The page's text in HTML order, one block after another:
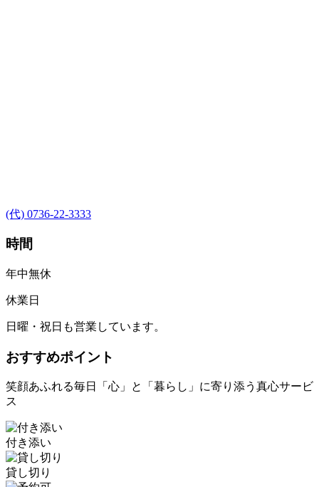
(代) 0736-22-3333
時間
年中無休
休業日
日曜・祝日も営業しています。
おすすめポイント
笑顔あふれる毎日「心」と「暮らし」に寄り添う真心サービ
ス
付き添い
貸し切り